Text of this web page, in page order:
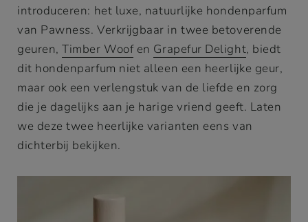
introduceren: het luxe, natuurlijke hondenparfum
van Pawness. Verkrijgbaar in twee betoverende
geuren,Timber Woofen Grapefur Delight, biedt
dit hondenparfum niet alleen een heerlijke geur,
maar ook een verlengstuk van de liefde en zorg
die je dagelijks aan je harige vriend geeft. Laten
we deze twee heerlijke varianten eens van
dichterbij bekijken.